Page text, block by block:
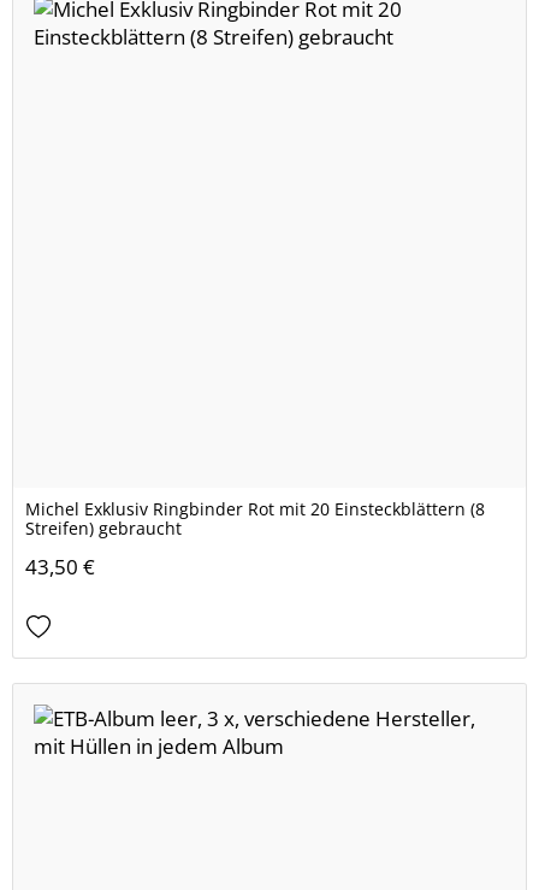
Michel Exklusiv Ringbinder Rot mit 20 Einsteckblättern (8
Streifen) gebraucht
43,50 €